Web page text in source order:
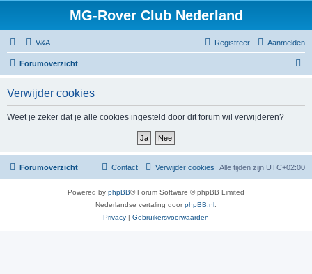
MG-Rover Club Nederland
V&A Aanmelden
Registreer
Forumoverzicht
Verwijder cookies
Weet je zeker dat je alle cookies ingesteld door dit forum wil verwijderen?
Forumoverzicht Alle tijden zijn UTC+02:00
Verwijder cookies
Contact
Powered by phpBB® Forum Software © phpBB Limited
Nederlandse vertaling doorphpBB.nl
Privacy | Gebruikersvoorwaarden